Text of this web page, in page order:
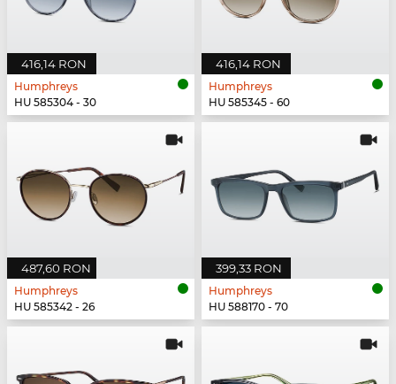
416,14 RON
Humphreys
HU 585304 - 30
416,14 RON
Humphreys
HU 585345 - 60
487,60 RON
Humphreys
HU 585342 - 26
399,33 RON
Humphreys
HU 588170 - 70